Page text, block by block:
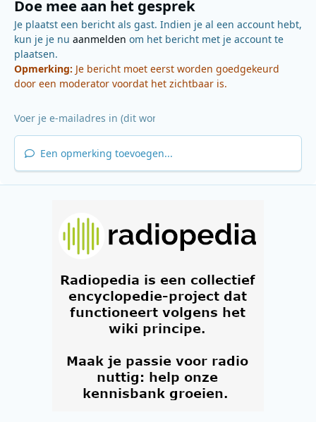
Doe mee aan het gesprek
Je plaatst een bericht als gast. Indien je al een account hebt,
kun je je nu aanmelden om het bericht met je account te
plaatsen.
Opmerking: Je bericht moet eerst worden goedgekeurd
door een moderator voordat het zichtbaar is.
Een opmerking toevoegen...